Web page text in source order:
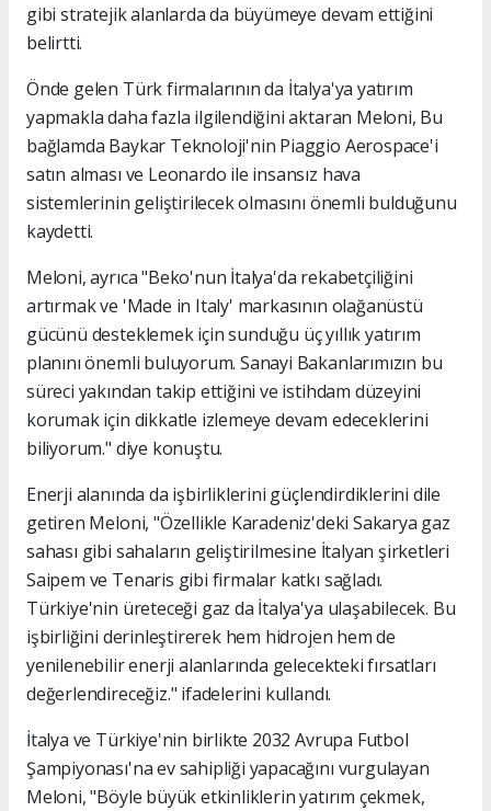
gibi stratejik alanlarda da büyümeye devam ettiğini
belirtti.
Önde gelen Türk firmalarının da İtalya'ya yatırım
yapmakla daha fazla ilgilendiğini aktaran Meloni, Bu
bağlamda Baykar Teknoloji'nin Piaggio Aerospace'i
satın alması ve Leonardo ile insansız hava
sistemlerinin geliştirilecek olmasını önemli bulduğunu
kaydetti.
Meloni, ayrıca "Beko'nun İtalya'da rekabetçiliğini
artırmak ve 'Made in Italy' markasının olağanüstü
gücünü desteklemek için sunduğu üç yıllık yatırım
planını önemli buluyorum. Sanayi Bakanlarımızın bu
süreci yakından takip ettiğini ve istihdam düzeyini
korumak için dikkatle izlemeye devam edeceklerini
biliyorum." diye konuştu.
Enerji alanında da işbirliklerini güçlendirdiklerini dile
getiren Meloni, "Özellikle Karadeniz'deki Sakarya gaz
sahası gibi sahaların geliştirilmesine İtalyan şirketleri
Saipem ve Tenaris gibi firmalar katkı sağladı.
Türkiye'nin üreteceği gaz da İtalya'ya ulaşabilecek. Bu
işbirliğini derinleştirerek hem hidrojen hem de
yenilenebilir enerji alanlarında gelecekteki fırsatları
değerlendireceğiz." ifadelerini kullandı.
İtalya ve Türkiye'nin birlikte 2032 Avrupa Futbol
Şampiyonası'na ev sahipliği yapacağını vurgulayan
Meloni, "Böyle büyük etkinliklerin yatırım çekmek,